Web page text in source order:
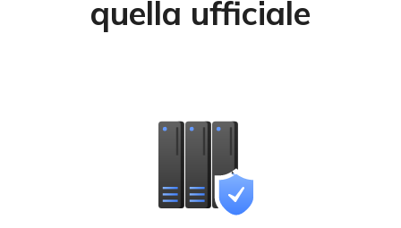
quella ufficiale